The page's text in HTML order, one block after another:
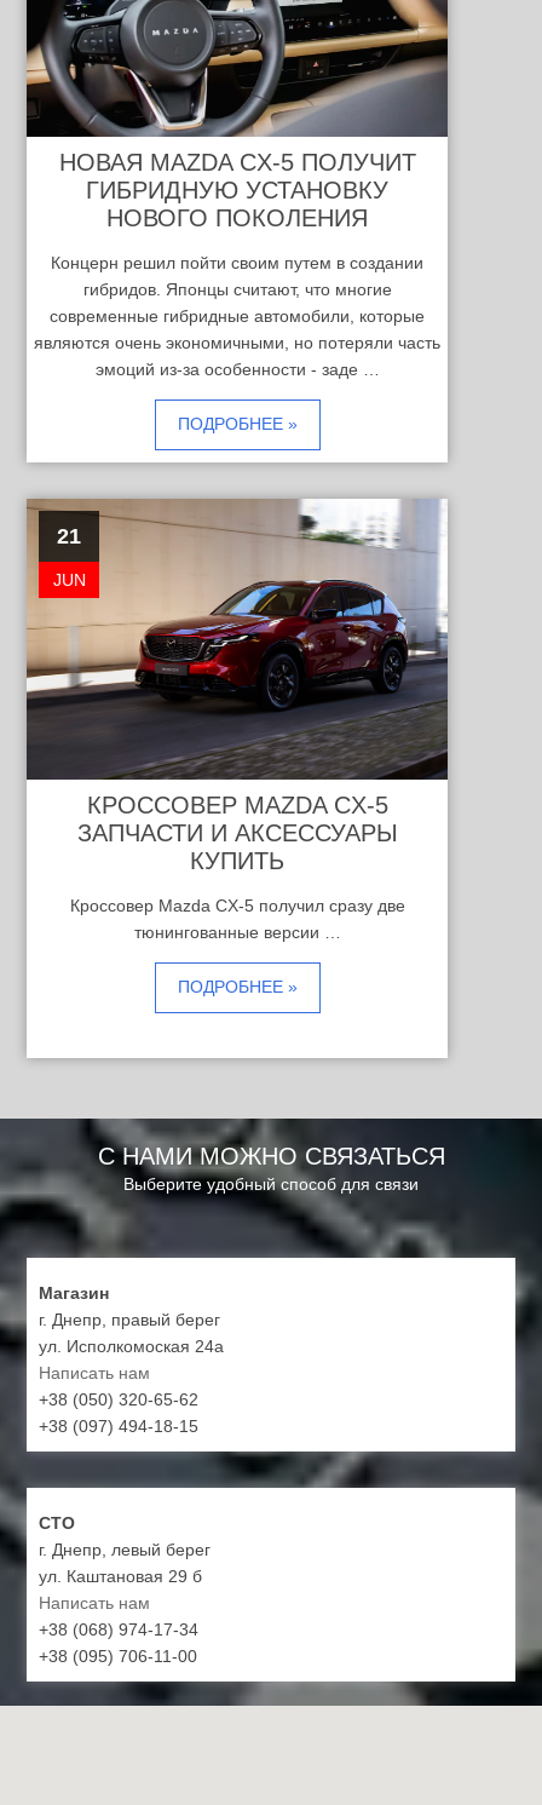
НОВАЯ MAZDA CX-5 ПОЛУЧИТ
ГИБРИДНУЮ УСТАНОВКУ
НОВОГО ПОКОЛЕНИЯ
Концерн решил пойти своим путем в создании
гибридов. Японцы считают, что многие
современные гибридные автомобили, которые
являются очень экономичными, но потеряли часть
эмоций из-за особенности - заде …
ПОДРОБНЕЕ »
21
JUN
КРОССОВЕР MAZDA CX-5
ЗАПЧАСТИ И АКСЕССУАРЫ
КУПИТЬ
Кроссовер Mazda CX-5 получил сразу две
тюнингованные версии …
ПОДРОБНЕЕ »
С НАМИ МОЖНО СВЯЗАТЬСЯ
Выберите удобный способ для связи
Магазин
г. Днепр, правый берег
ул. Исполкомоская 24а
Написать нам
+38 (050) 320-65-62
+38 (097) 494-18-15
СТО
г. Днепр, левый берег
ул. Каштановая 29 б
Написать нам
+38 (068) 974-17-34
+38 (095) 706-11-00